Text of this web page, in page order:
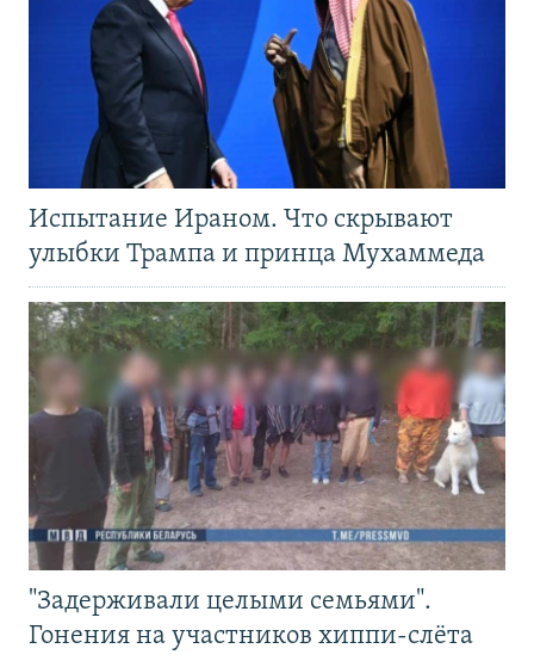
Испытание Ираном. Что скрывают
улыбки Трампа и принца Мухаммеда
"Задерживали целыми семьями".
Гонения на участников хиппи-слёта